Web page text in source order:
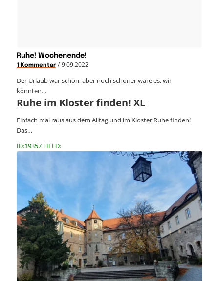
Ruhe! Wochenende!
1 Kommentar / 9.09.2022
Der Urlaub war schön, aber noch schöner wäre es, wir
könnten…
Ruhe im Kloster finden! XL
Einfach mal raus aus dem Alltag und im Kloster Ruhe finden!
Das…
ID:19357 FIELD: